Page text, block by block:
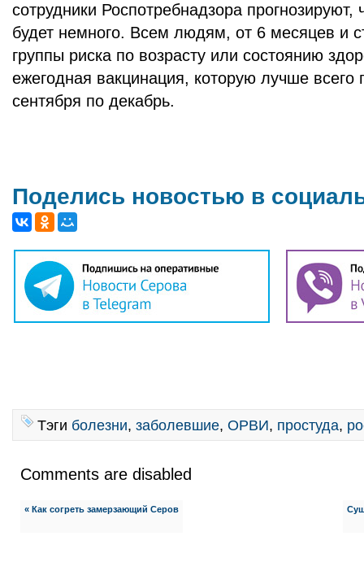
сотрудники Роспотребнадзора
будет немного. Всем людям, от 6 месяцев и
группы риска по возрасту или состоянию
ежегодная вакцинация, которую лучше всего
сентября по декабрь.
Поделись новостью в
Тэги болезни, заболевшие, ОРВИ, простуда,
Comments are disabled
« Как согреть замерзающий Серов